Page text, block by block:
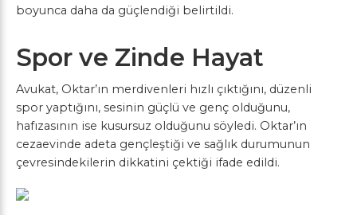
boyunca daha da güçlendiği belirtildi.
Spor ve Zinde Hayat
Avukat, Oktar’ın merdivenleri hızlı çıktığını, düzenli
spor yaptığını, sesinin güçlü ve genç olduğunu,
hafızasının ise kusursuz olduğunu söyledi. Oktar’ın
cezaevinde adeta gençleştiği ve sağlık durumunun
çevresindekilerin dikkatini çektiği ifade edildi.